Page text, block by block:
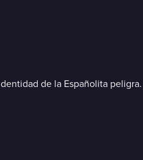
de la Españolita